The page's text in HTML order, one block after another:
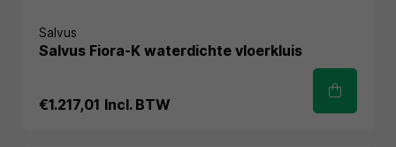
Salvus
Salvus Fiora-K waterdichte vloerkluis
€1.217,01 Incl. BTW